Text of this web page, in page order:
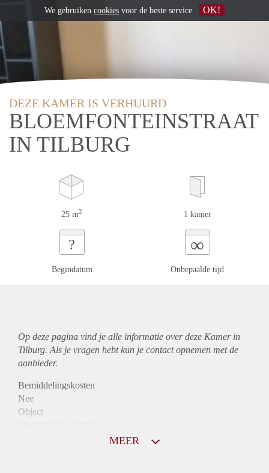
DEZE KAMER IS VERHUURD
BLOEMFONTEINSTRAAT
IN TILBURG
25 m2 1 kamer
?
Begindatum
∞
Onbepaalde tijd
Op deze pagina vind je alle informatie over deze Kamer in
Tilburg. Als je vragen hebt kun je contact opnemen met de
aanbieder.
Bemiddelingskosten
Nee
Object
MEER
We gebruiken cookies voor de beste service OK!